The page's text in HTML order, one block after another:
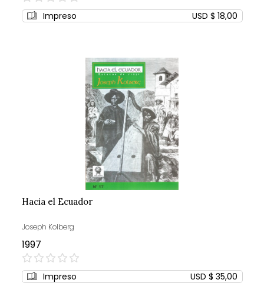
0%
Impreso USD $ 18,00
Hacia el Ecuador
Joseph Kolberg
1997
0%
Impreso USD $ 35,00